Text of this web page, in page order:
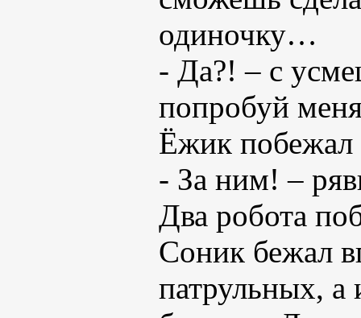
одиночку…
- Да?! – с
попробуй
Ёжик побежал
- За ним! –
Два робота
Соник бежал
патрульных, а